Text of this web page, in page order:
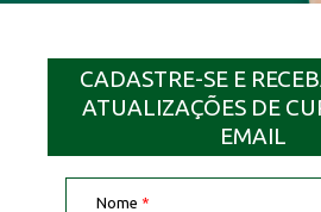
CADASTRE-SE E
ATUALIZAÇÕES DE
EMAIL
Nome *